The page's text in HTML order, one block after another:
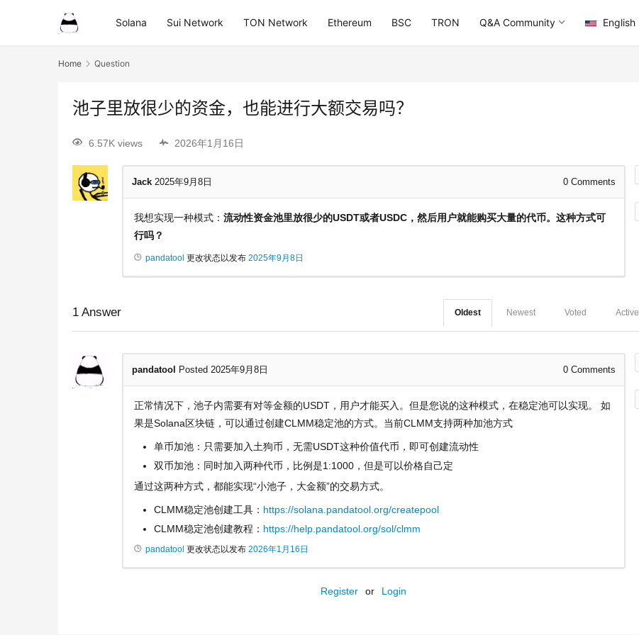
Solana Sui Network TON Network Ethereum BSC TRON Q&A Community English
Home Question
池子里放很少的资金，也能进行大额交易吗？
6.57K views 2026年1月16日
Jack 2025年9月8日 0 Comments
我想实现一种模式： 流动性资金池里放很少的USDT或者USDC，然后用户就能购买大量的代币。这种方式可
行吗？
pandatool 更改状态以发布 2025年9月8日
1 Answer Active
Voted
Newest
Oldest
pandatool Posted 2025年9月8日 0 Comments
正常情况下，池子内需要有对等金额的USDT，用户才能买入。但是您说的这种模式，在稳定池可以实现。 如
果是Solana区块链，可以通过创建CLMM稳定池的方式。当前CLMM支持两种加池方式
单币加池：只需要加入土狗币，无需USDT这种价值代币，即可创建流动性
双币加池：同时加入两种代币，比例是1:1000，但是可以价格自己定
通过这两种方式，都能实现“小池子，大金额”的交易方式。
CLMM稳定池创建工具： https://solana.pandatool.org/createpool
CLMM稳定池创建教程： https://help.pandatool.org/sol/clmm
pandatool 更改状态以发布 2026年1月16日
Register or Login